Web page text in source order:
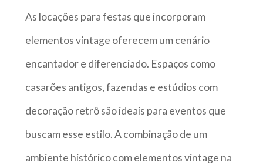
As locações para festas que incorporam
elementos vintage oferecem um cenário
encantador e diferenciado. Espaços como
casarões antigos, fazendas e estúdios com
decoração retrô são ideais para eventos que
buscam esse estilo. A combinação de um
ambiente histórico com elementos vintage na